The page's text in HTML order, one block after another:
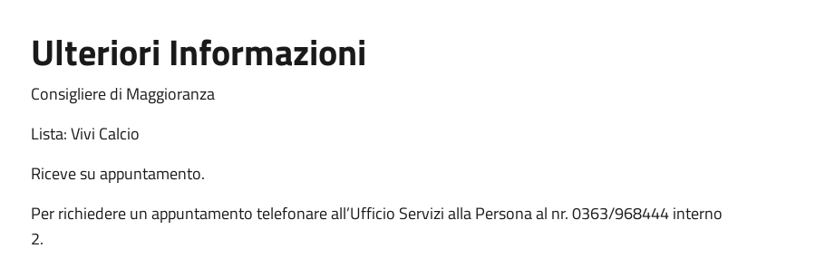
Ulteriori Informazioni
Consigliere di Maggioranza
Lista: Vivi Calcio
Riceve su appuntamento.
Per richiedere un appuntamento telefonare all’Ufficio Servizi alla Persona al nr. 0363/968444 interno
2.